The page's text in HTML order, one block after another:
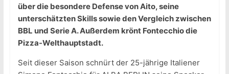
über die besondere Defense von Aito, seine
unterschätzten Skills sowie den Vergleich zwischen
BBL und Serie A. Außerdem krönt Fontecchio die
Pizza-Welthauptstadt.
Seit dieser Saison schnürt der 25-jährige Italiener